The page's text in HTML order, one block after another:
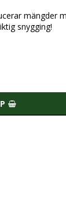
mängder
snygging!